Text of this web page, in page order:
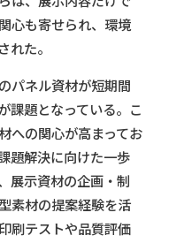
心も寄せられ、環境
れた。
パネル資材が短期間
課題となっている。こ
への関心が高まってお
題解決に向けた一歩
展示資材の企画・制
素材の提案経験を活
刷テストや品質評価